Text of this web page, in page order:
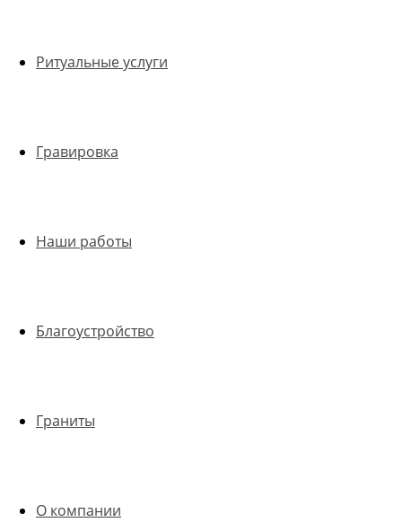
Ритуальные услуги
Гравировка
Наши работы
Благоустройство
Граниты
О компании